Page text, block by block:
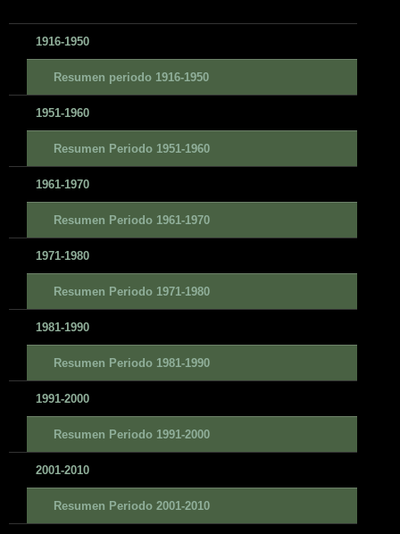
1916-1950
Resumen periodo 1916-1950
1951-1960
Resumen Periodo 1951-1960
1961-1970
Resumen Periodo 1961-1970
1971-1980
Resumen Periodo 1971-1980
1981-1990
Resumen Periodo 1981-1990
1991-2000
Resumen Periodo 1991-2000
2001-2010
Resumen Periodo 2001-2010